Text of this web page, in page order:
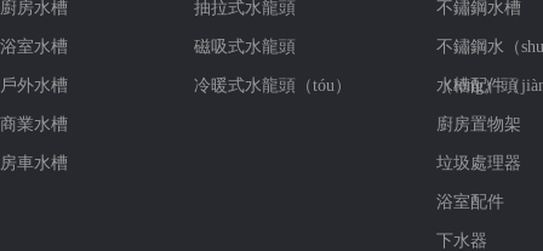
廚房水槽
浴室水槽
戶外水槽
商業水槽
房車水槽
抽拉式水龍頭
磁吸式水龍頭
冷暖式水龍頭（tóu）
不鏽鋼水槽
不鏽鋼水（
（lóng）頭
水槽配件（
廚房置物架
垃圾處理器
浴室配件
下水器